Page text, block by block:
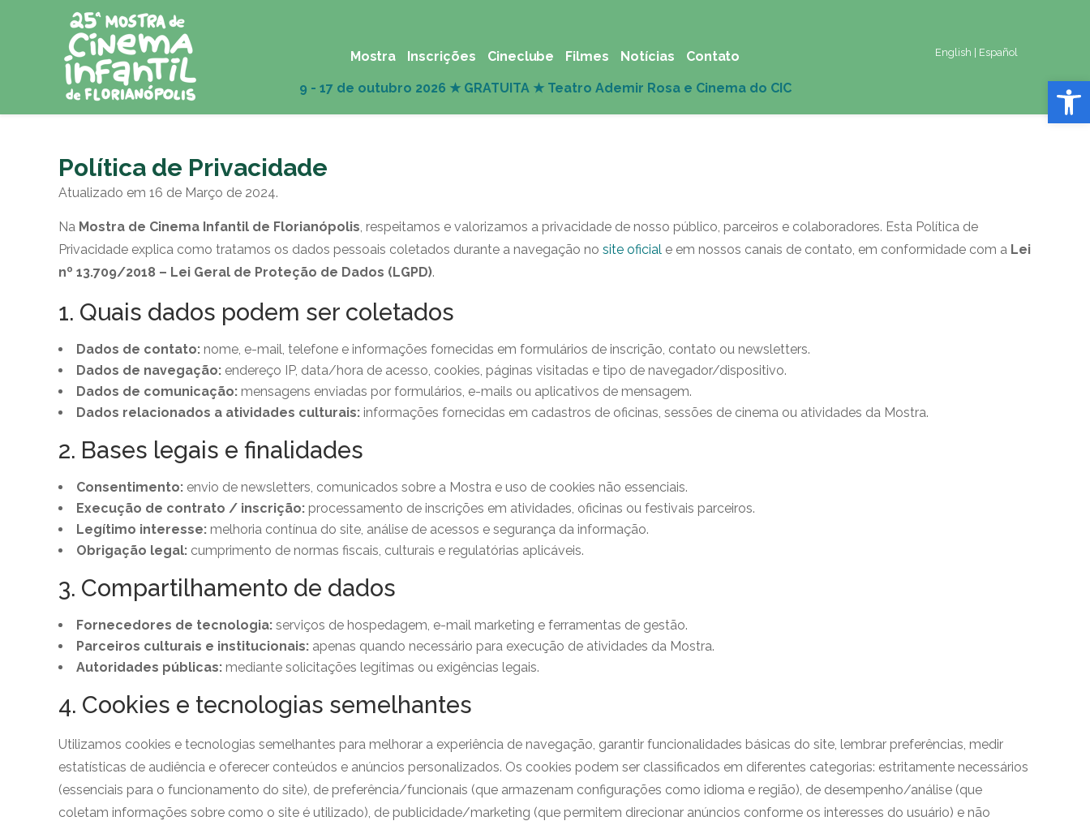
Abrir
English Español
Mostra Inscrições Cineclube Filmes Notícias Contato
Política de Privacidade
Atualizado em 16 de Março de 2024.
Na Mostra de Cinema Infantil de Florianópolis, respeitamos e valorizamos a privacidade de nosso público, parceiros e colaboradores. Esta Política de
Privacidade explica como tratamos os dados pessoais coletados durante a navegação no site oficial e em nossos canais de contato, em conformidade com a Lei
nº 13.709/2018 – Lei Geral de Proteção de Dados (LGPD).
1. Quais dados podem ser coletados
Dados de contato: nome, e-mail, telefone e informações fornecidas em formulários de inscrição, contato ou newsletters.
Dados de navegação: endereço IP, data/hora de acesso, cookies, páginas visitadas e tipo de navegador/dispositivo.
Dados de comunicação: mensagens enviadas por formulários, e-mails ou aplicativos de mensagem.
Dados relacionados a atividades culturais: informações fornecidas em cadastros de oficinas, sessões de cinema ou atividades da Mostra.
2. Bases legais e finalidades
Consentimento: envio de newsletters, comunicados sobre a Mostra e uso de cookies não essenciais.
Execução de contrato / inscrição: processamento de inscrições em atividades, oficinas ou festivais parceiros.
Legítimo interesse: melhoria contínua do site, análise de acessos e segurança da informação.
Obrigação legal: cumprimento de normas fiscais, culturais e regulatórias aplicáveis.
3. Compartilhamento de dados
Fornecedores de tecnologia: serviços de hospedagem, e-mail marketing e ferramentas de gestão.
Parceiros culturais e institucionais: apenas quando necessário para execução de atividades da Mostra.
Autoridades públicas: mediante solicitações legítimas ou exigências legais.
4. Cookies e tecnologias semelhantes
Utilizamos cookies e tecnologias semelhantes para melhorar a experiência de navegação, garantir funcionalidades básicas do site, lembrar preferências, medir
estatísticas de audiência e oferecer conteúdos e anúncios personalizados. Os cookies podem ser classificados em diferentes categorias: estritamente necessários
(essenciais para o funcionamento do site), de preferência/funcionais (que armazenam configurações como idioma e região), de desempenho/análise (que
coletam informações sobre como o site é utilizado), de publicidade/marketing (que permitem direcionar anúncios conforme os interesses do usuário) e não